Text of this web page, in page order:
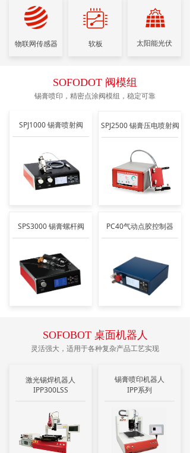
物联网传感器 软板 太阳能光伏
SOFODOT 阀模组
锡膏喷印，精密点涂阀模组，稳定可靠
SPJ1000 锡膏喷射阀
SPS3000 锡膏螺杆阀
SPJ2500 锡膏压电喷射阀
PC40气动点胶控制器
SOFOBOT 桌面机器人
灵活强大，适用于各种复杂产品工艺实现
激光锡焊机器人
IPP300LSS
锡膏喷印机器人
IPP系列